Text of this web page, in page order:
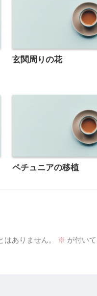
玄関周りの花
ペチュニアの移植
ありません。 ※ が付い